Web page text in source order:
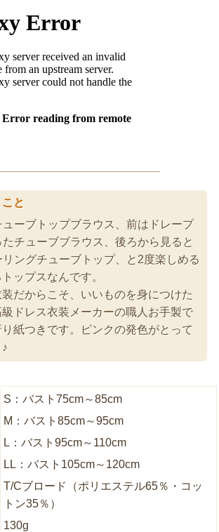
と
ューブトップブラウス、前はドレープ
チューブブラウス、後ろから見ると
リングチューブトップ、と2度楽しめる
ップスなんです。
だからこそ、いいものを身につけた
ドレス衣装メーカーの職人お手製で
紙つきです。ピンクの発色がとって
S：バスト75cm～85cm
M：バスト85cm～95cm
L：バスト95cm～110cm
LL：バスト105cm～120cm
T/Cブロード（ポリエステル65％・コッ
トン35％）
130g